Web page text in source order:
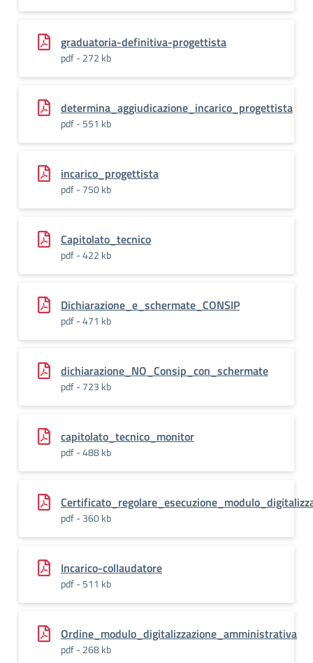
graduatoria-definitiva-progettista
pdf - 272 kb
determina_aggiudicazione_incarico_progettista
pdf - 551 kb
incarico_progettista
pdf - 750 kb
Capitolato_tecnico
pdf - 422 kb
Dichiarazione_e_schermate_CONSIP
pdf - 471 kb
dichiarazione_NO_Consip_con_schermate
pdf - 723 kb
capitolato_tecnico_monitor
pdf - 488 kb
pdf - 360 kb
Incarico-collaudatore
pdf - 511 kb
Ordine_modulo_digitalizzazione_amministrativa
pdf - 268 kb